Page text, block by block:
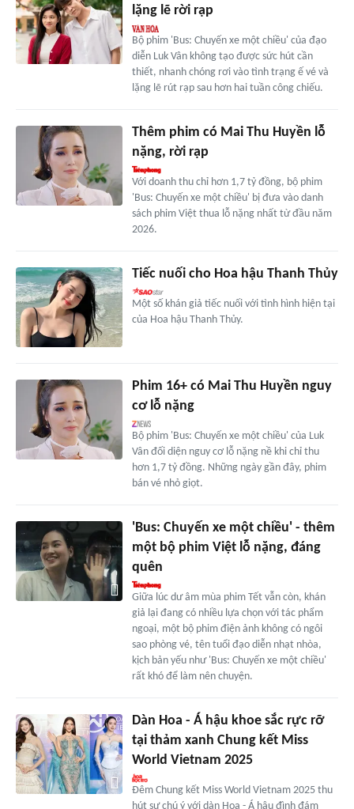
lặng lẽ rời rạp
Bộ phim 'Bus: Chuyến xe một chiều' của đạo
diễn Luk Vân không tạo được sức hút cần
thiết, nhanh chóng rơi vào tình trạng ế vé và
lặng lẽ rút rạp sau hơn hai tuần công chiếu.
Thêm phim có Mai Thu Huyền lỗ
nặng, rời rạp
Với doanh thu chỉ hơn 1,7 tỷ đồng, bộ phim
'Bus: Chuyến xe một chiều' bị đưa vào danh
sách phim Việt thua lỗ nặng nhất từ đầu năm
2026.
Tiếc nuối cho Hoa hậu Thanh Thủy
Một số khán giả tiếc nuối với tình hình hiện tại
của Hoa hậu Thanh Thủy.
Phim 16+ có Mai Thu Huyền nguy
cơ lỗ nặng
Bộ phim 'Bus: Chuyến xe một chiều' của Luk
Vân đối diện nguy cơ lỗ nặng nề khi chỉ thu
hơn 1,7 tỷ đồng. Những ngày gần đây, phim
bán vé nhỏ giọt.
'Bus: Chuyến xe một chiều' - thêm
một bộ phim Việt lỗ nặng, đáng
quên
Giữa lúc dư âm mùa phim Tết vẫn còn, khán
giả lại đang có nhiều lựa chọn với tác phẩm
ngoại, một bộ phim điện ảnh không có ngôi
sao phòng vé, tên tuổi đạo diễn nhạt nhòa,
kịch bản yếu như 'Bus: Chuyến xe một chiều'
rất khó để làm nên chuyện.
Dàn Hoa - Á hậu khoe sắc rực rỡ
tại thảm xanh Chung kết Miss
World Vietnam 2025
Đêm Chung kết Miss World Vietnam 2025 thu
hút sự chú ý với dàn Hoa - Á hậu đình đám